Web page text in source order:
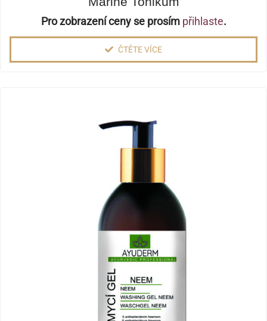
Pro zobrazení ceny se prosím přihlaste.
ČTĚTE VÍCE